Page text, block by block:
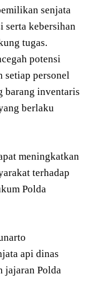
senjata
serta kebersihan
tugas.
potensi
setiap personel
barang inventaris
berlaku
meningkatkan
terhadap
Polda
api dinas
jajaran Polda